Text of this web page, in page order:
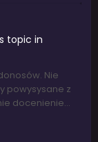
topic in
Nie
powysysane z
docenienie...